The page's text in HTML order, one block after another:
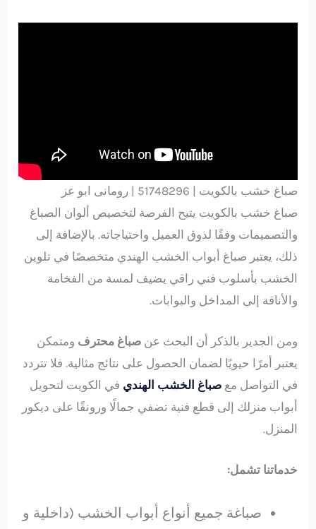
صباغ خشب بالكويت | 51748296 | رومانى ابو عز
صباغ خشب بالكويت يتيح الفرصة لتخصيص ألوان الصباغ
والتصميمات وفقًا لذوق العميل واحتياجاته. بالإضافة إلى
ذلك، يعتبر صباغ أبواب الخشب الهندي متخصصًا في تلوين
الخشب بأسلوب فني راقي يضيف لمسة من الفخامة
والأناقة إلى المداخل والبوابات.
ومن الجدير بالذكر أن البحث عنصباغ محترف ومتمكن
يعتبر أمرًا حيويًا لضمان الحصول على نتائج مثالية. فلا تتردد
في التواصل معصباغ الخشب الهندي في الكويت لتحويل
أبواب منزلك إلى قطع فنية تضفي جمالًا ورونقًا على ديكور
المنزل.
خدماتنا تشمل:
صباغة جميع أنواع أبواب الخشب (داخلية و